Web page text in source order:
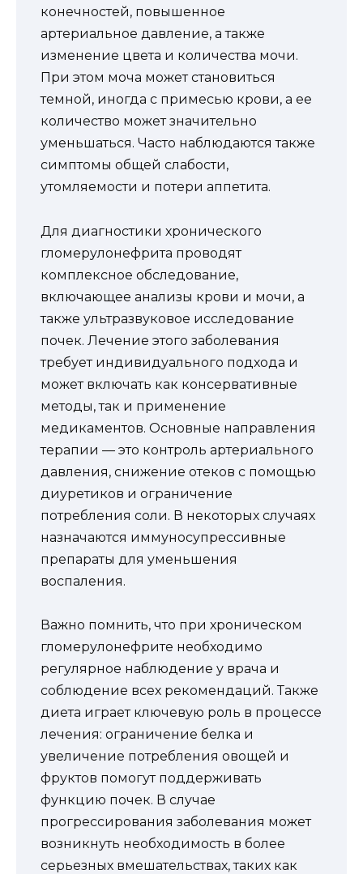
конечностей, повышенное
артериальное давление, а также
изменение цвета и количества мочи.
При этом моча может становиться
темной, иногда с примесью крови, а ее
количество может значительно
уменьшаться. Часто наблюдаются также
симптомы общей слабости,
утомляемости и потери аппетита.
Для диагностики хронического
гломерулонефрита проводят
комплексное обследование,
включающее анализы крови и мочи, а
также ультразвуковое исследование
почек. Лечение этого заболевания
требует индивидуального подхода и
может включать как консервативные
методы, так и применение
медикаментов. Основные направления
терапии — это контроль артериального
давления, снижение отеков с помощью
диуретиков и ограничение
потребления соли. В некоторых случаях
назначаются иммуносупрессивные
препараты для уменьшения
воспаления.
Важно помнить, что при хроническом
гломерулонефрите необходимо
регулярное наблюдение у врача и
соблюдение всех рекомендаций. Также
диета играет ключевую роль в процессе
лечения: ограничение белка и
увеличение потребления овощей и
фруктов помогут поддерживать
функцию почек. В случае
прогрессирования заболевания может
возникнуть необходимость в более
серьезных вмешательствах, таких как